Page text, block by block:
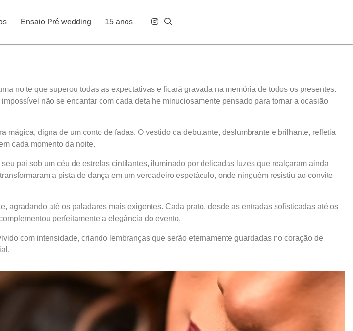
Ensaio Pré wedding 15 anos
noite que superou todas as expectativas e ficará gravada na memória de todos os presentes.
não se encantar com cada detalhe minuciosamente pensado para tornar a ocasião
digna de um conto de fadas. O vestido da debutante, deslumbrante e brilhante, refletia
cada momento da noite.
pai sob um céu de estrelas cintilantes, iluminado por delicadas luzes que realçaram ainda
a pista de dança em um verdadeiro espetáculo, onde ninguém resistiu ao convite
agradando até os paladares mais exigentes. Cada prato, desde as entradas sofisticadas até os
perfeitamente a elegância do evento.
com intensidade, criando lembranças que serão eternamente guardadas no coração de